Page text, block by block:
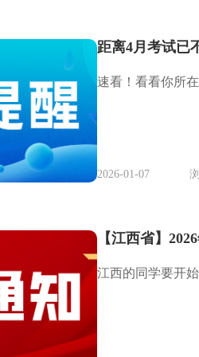
距离4月考试已
速看！看看你所
2026-01-07
【江西省】
江西的同学要开